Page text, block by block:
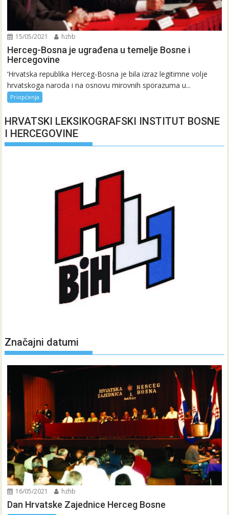
15/05/2021 hzhb
Herceg-Bosna je ugrađena u temelje Bosne i
Hercegovine
‘Hrvatska republika Herceg-Bosna je bila izraz legitimne volje
hrvatskoga naroda i na osnovu mirovnih sporazuma u...
Priopćenja
HRVATSKI LEKSIKOGRAFSKI INSTITUT BOSNE
I HERCEGOVINE
Značajni datumi
16/05/2021 hzhb
Dan Hrvatske Zajednice Herceg Bosne